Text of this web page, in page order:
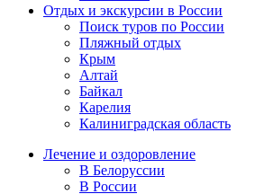
Отдых и экскурсии в России
Поиск туров по России
Пляжный отдых
Крым
Алтай
Байкал
Карелия
Калиниградская область
Лечение и оздоровление
В Белоруссии
В России